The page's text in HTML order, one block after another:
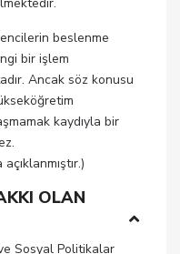
beslenme
bir işlem
Ancak söz konusu
kaydıyla bir
OLAN
Sosyal Politikalar